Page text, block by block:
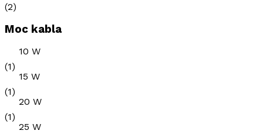
(2)
Moc kabla
10 W
(1)
15 W
(1)
20 W
(1)
25 W